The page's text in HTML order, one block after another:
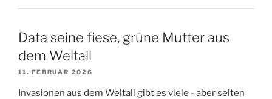
Data seine fiese, grüne Mutter aus
dem Weltall
11. FEBRUAR 2026
Invasionen aus dem Weltall gibt es viele - aber selten